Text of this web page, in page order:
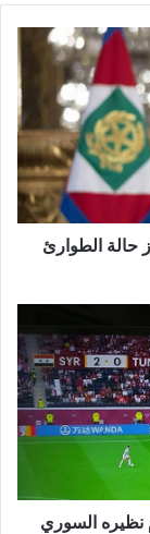
حالة الطوارئ
نظيره السوري